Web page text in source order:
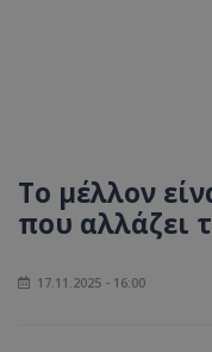
Το μέλλον
που αλλάζει
17.11.2025 - 16:00